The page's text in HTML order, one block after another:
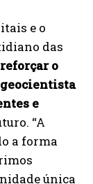
e o
das
reforçar o
e
“A
a forma
única